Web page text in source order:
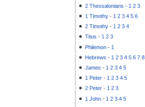
2 Thessalonians - 1 2 3
1 Timothy - 1 2 3 4 5 6
2 Timothy - 1 2 3 4
Titus - 1 2 3
Philemon - 1
Hebrews - 1 2 3 4 5 6 7 8
James - 1 2 3 4 5
1 Peter - 1 2 3 4 5
2 Peter -1 2 3
1 John - 1 2 3 4 5